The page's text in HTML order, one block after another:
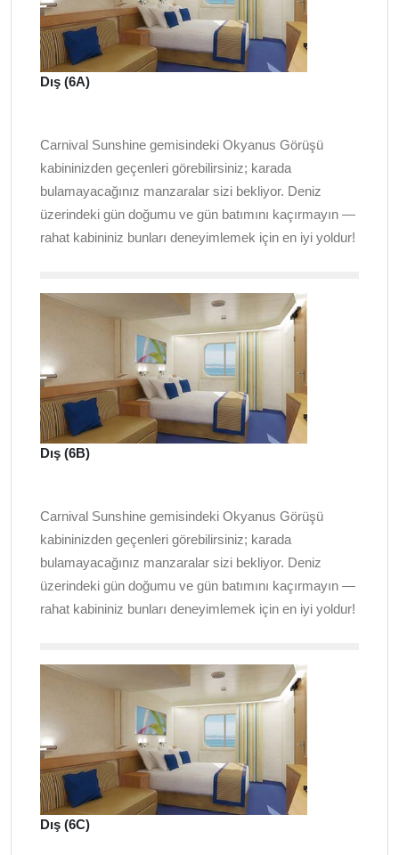
Dış (6A)
Carnival Sunshine gemisindeki Okyanus Görüşü
kabininizden geçenleri görebilirsiniz; karada
bulamayacağınız manzaralar sizi bekliyor. Deniz
üzerindeki gün doğumu ve gün batımını kaçırmayın —
rahat kabininiz bunları deneyimlemek için en iyi yoldur!
Dış (6B)
Carnival Sunshine gemisindeki Okyanus Görüşü
kabininizden geçenleri görebilirsiniz; karada
bulamayacağınız manzaralar sizi bekliyor. Deniz
üzerindeki gün doğumu ve gün batımını kaçırmayın —
rahat kabininiz bunları deneyimlemek için en iyi yoldur!
Dış (6C)